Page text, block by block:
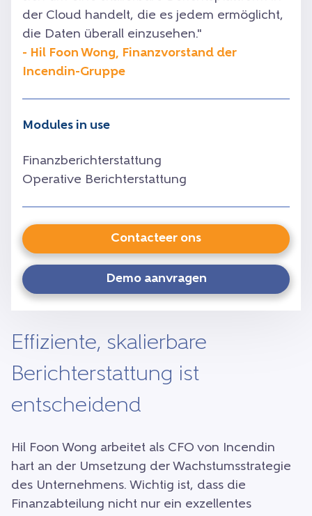
der Cloud handelt, die es jedem ermöglicht,
die Daten überall einzusehen."
- Hil Foon Wong, Finanzvorstand der
Incendin-Gruppe
Modules in use
Finanzberichterstattung
Operative Berichterstattung
Contacteer ons
Demo aanvragen
Effiziente, skalierbare
Berichterstattung ist
entscheidend
Hil Foon Wong arbeitet als CFO von Incendin
hart an der Umsetzung der Wachstumsstrategie
des Unternehmens. Wichtig ist, dass die
Finanzabteilung nicht nur ein exzellentes